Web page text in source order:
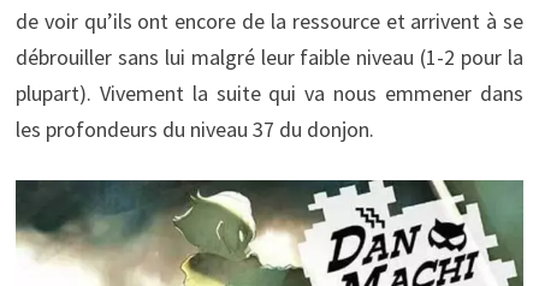
de voir qu’ils ont encore de la ressource et arrivent à se
débrouiller sans lui malgré leur faible niveau (1-2 pour la
plupart). Vivement la suite qui va nous emmener dans
les profondeurs du niveau 37 du donjon.